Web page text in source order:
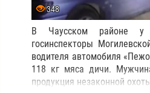
348
В Чаусском районе у
госинспекторы
водителя автомобиля
118 кг мяса дичи.
продукция незаконной